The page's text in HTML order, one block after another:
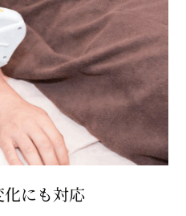
にも対応